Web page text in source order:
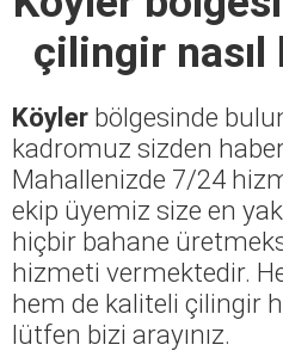
çilingir
Köyler bölgesinde
kadromuz sizden
Mahallenizde 7/24
ekip üyemiz size en
hiçbir bahane
hizmeti vermektedir.
hem de kaliteli çilingir
lütfen bizi arayınız.